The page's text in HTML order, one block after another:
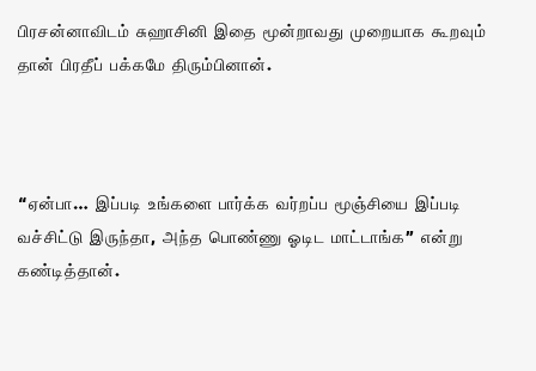
பிரசன்னாவிடம் சுஹாசினி இதை மூன்றாவது முறையாக கூறவும்
தான் பிரதீப் பக்கமே திரும்பினான்.
“ஏன்பா… இப்படி உங்களை பார்க்க வர்றப்ப மூஞ்சியை இப்படி
வச்சிட்டு இருந்தா, அந்த பொண்ணு ஓடிட மாட்டாங்க” என்று
கண்டித்தான்.